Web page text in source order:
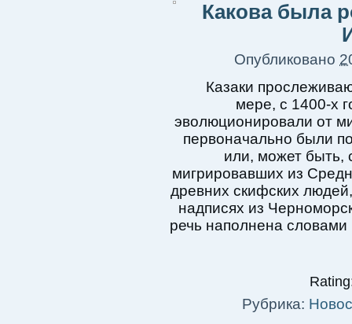
Какова была
Опубликовано
Казаки
мере, с 1400-х
эволюционировали от
первоначально были
или, может быть,
мигрировавших из
древних скифских
надписях из
речь наполнена
Рубрика: